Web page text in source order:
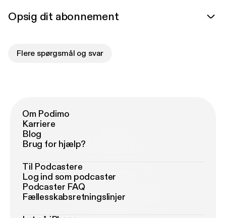
Opsig dit abonnement
Flere spørgsmål og svar
Om Podimo
Karriere
Blog
Brug for hjælp?
Til Podcastere
Log ind som podcaster
Podcaster FAQ
Fællesskabsretningslinjer